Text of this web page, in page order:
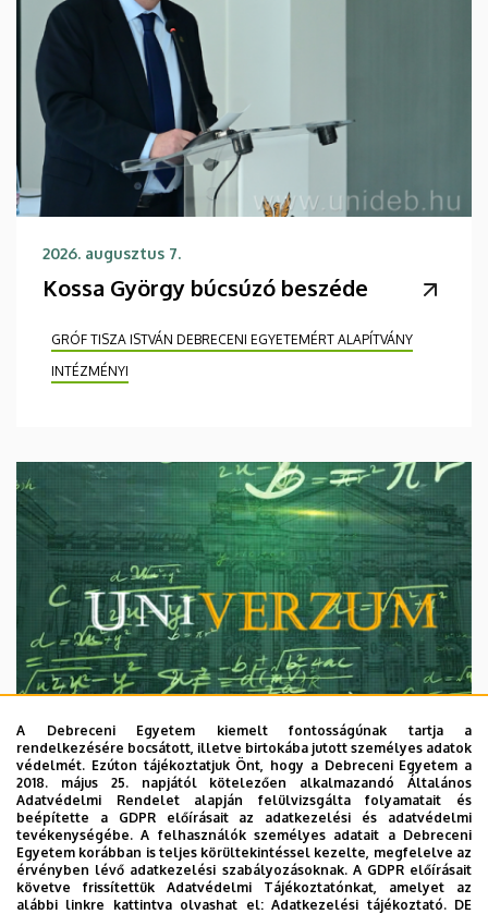
2026. augusztus 7.
Kossa György búcsúzó beszéde
GRÓF TISZA ISTVÁN DEBRECENI EGYETEMÉRT ALAPÍTVÁNY
INTÉZMÉNYI
2026. augusztus 7.
Univerzum: A Debreceni Egyetem
titkos receptjei
A Debreceni Egyetem kiemelt fontosságúnak tartja a
rendelkezésére bocsátott, illetve birtokába jutott személyes adatok
védelmét. Ezúton tájékoztatjuk Önt, hogy a Debreceni Egyetem a
2018. május 25. napjától kötelezően alkalmazandó Általános
Adatvédelmi Rendelet alapján felülvizsgálta folyamatait és
beépítette a GDPR előírásait az adatkezelési és adatvédelmi
tevékenységébe. A felhasználók személyes adatait a Debreceni
Egyetem korábban is teljes körültekintéssel kezelte, megfelelve az
érvényben lévő adatkezelési szabályozásoknak. A GDPR előírásait
követve frissítettük Adatvédelmi Tájékoztatónkat, amelyet az
alábbi linkre kattintva olvashat el:Adatkezelési tájékoztató. DE